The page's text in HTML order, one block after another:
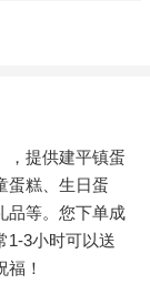
，提供建平镇蛋
蛋糕、生日蛋
品等。您下单成
1-3小时可以送
！